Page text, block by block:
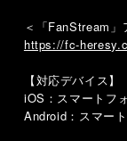
＜「FanStream」
https://fc-
【対応デバイス】
iOS：スマートフ
Android：スマー